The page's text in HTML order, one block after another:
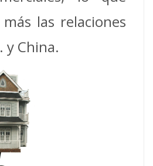
las relaciones
y China.